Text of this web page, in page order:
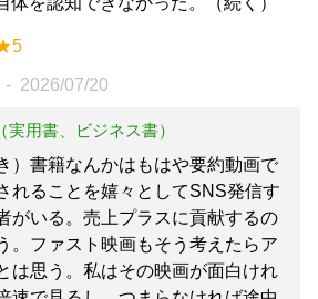
2026/07/20
実用書、ビジネス書）
）書籍なんかはもはや要約動画で
れることを嬉々としてSNS発信す
がいる。売上プラスに貢献するの
。ファスト映画もそう考えたらア
は思う。私はその映画が面白けれ